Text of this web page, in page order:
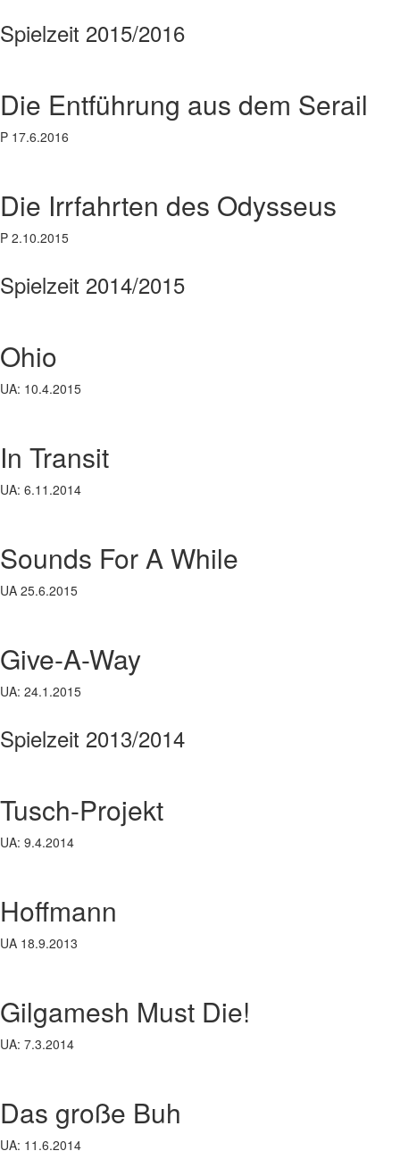
Spielzeit 2015/2016
Die Entführung aus dem Serail
P 17.6.2016
Die Irrfahrten des Odysseus
P 2.10.2015
Spielzeit 2014/2015
Ohio
UA: 10.4.2015
In Transit
UA: 6.11.2014
Sounds For A While
UA 25.6.2015
Give-A-Way
UA: 24.1.2015
Spielzeit 2013/2014
Tusch-Projekt
UA: 9.4.2014
Hoffmann
UA 18.9.2013
Gilgamesh Must Die!
UA: 7.3.2014
Das große Buh
UA: 11.6.2014